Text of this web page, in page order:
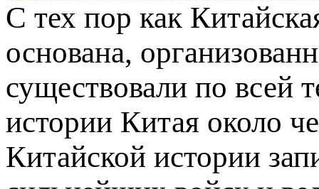
С тех пор как
основана,
существовали по всей
истории Китая около
Китайской истории